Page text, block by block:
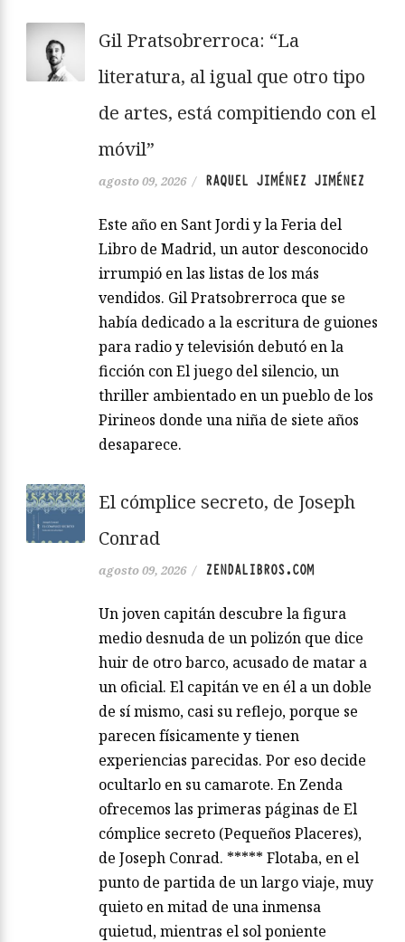
Gil Pratsobrerroca: “La
literatura, al igual que otro tipo
de artes, está compitiendo con el
móvil”
agosto 09, 2026 / RAQUEL JIMÉNEZ JIMÉNEZ
Este año en Sant Jordi y la Feria del
Libro de Madrid, un autor desconocido
irrumpió en las listas de los más
vendidos. Gil Pratsobrerroca que se
había dedicado a la escritura de guiones
para radio y televisión debutó en la
ficción con El juego del silencio, un
thriller ambientado en un pueblo de los
Pirineos donde una niña de siete años
desaparece.
El cómplice secreto, de Joseph
Conrad
agosto 09, 2026 / ZENDALIBROS.COM
Un joven capitán descubre la figura
medio desnuda de un polizón que dice
huir de otro barco, acusado de matar a
un oficial. El capitán ve en él a un doble
de sí mismo, casi su reflejo, porque se
parecen físicamente y tienen
experiencias parecidas. Por eso decide
ocultarlo en su camarote. En Zenda
ofrecemos las primeras páginas de El
cómplice secreto (Pequeños Placeres),
de Joseph Conrad. ***** Flotaba, en el
punto de partida de un largo viaje, muy
quieto en mitad de una inmensa
quietud, mientras el sol poniente